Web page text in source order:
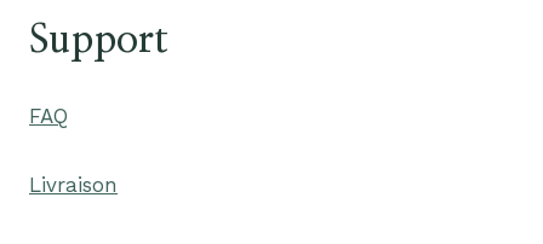
Support
FAQ
Livraison